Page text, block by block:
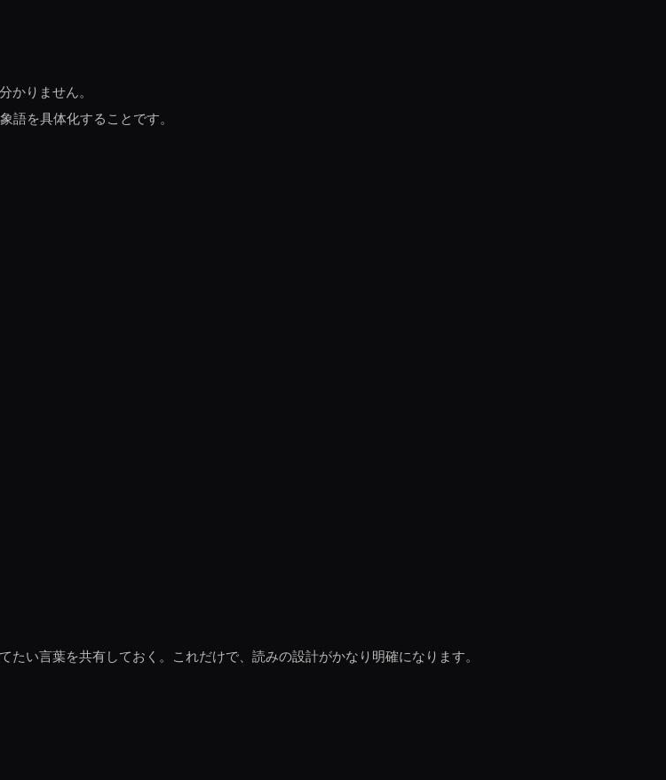
かりません。
語を具体化することです。
たい言葉を共有しておく。これだけで、読みの設計がかなり明確になります。